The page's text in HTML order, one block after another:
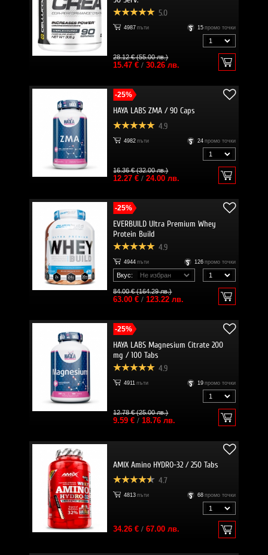
5.0
4987 пъти 15 промо точки
28.12 € (55.00 лв.)
15.47 €/ 30.26 лв.
-25%
HAYA LABS ZMA / 90 Caps
4.9
4982 пъти 24 промо точки
16.36 € (32.00 лв.)
12.27 €/ 24.00 лв.
-25%
EVERBUILD Ultra Premium Whey
Protein Build
4.9
4944 пъти 126 промо точки
Вкус:
84.00 € (164.29 лв.)
63.00 €/ 123.22 лв.
-25%
HAYA LABS Magnesium Citrate 200
mg / 100 Tabs
4.9
4911 пъти 19 промо точки
12.78 € (25.00 лв.)
9.59 €/ 18.76 лв.
AMIX Amino HYDRO-32 / 250 Tabs
4.7
4813 пъти 68 промо точки
34.26 €/ 67.00 лв.